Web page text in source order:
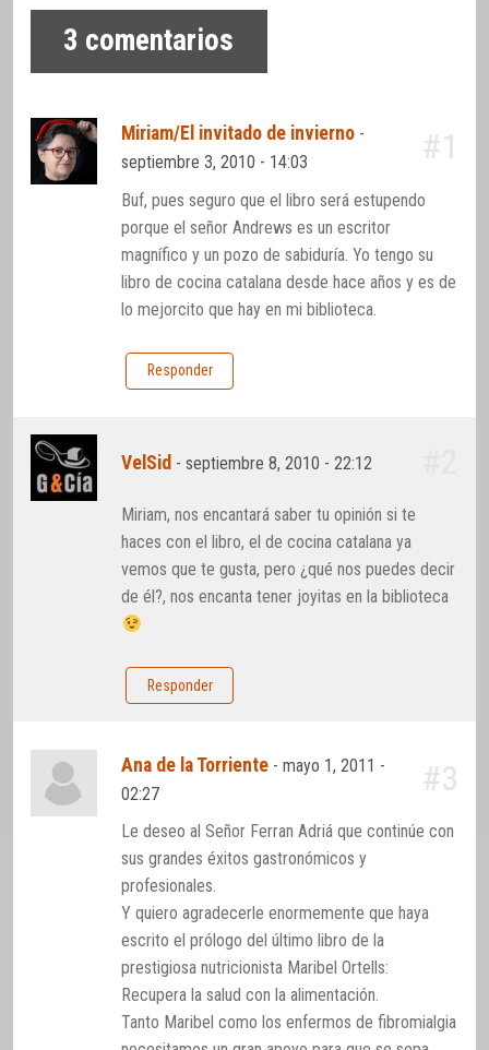
3 comentarios
Miriam/El invitado de invierno -
septiembre 3, 2010 - 14:03
#1
Buf, pues seguro que el libro será estupendo
porque el señor Andrews es un escritor
magnífico y un pozo de sabiduría. Yo tengo su
libro de cocina catalana desde hace años y es de
lo mejorcito que hay en mi biblioteca.
Responder
VelSid -septiembre 8, 2010 - 22:12
Miriam, nos encantará saber tu opinión si te
haces con el libro, el de cocina catalana ya
vemos que te gusta, pero ¿qué nos puedes decir
de él?, nos encanta tener joyitas en la biblioteca
Responder
Ana de la Torriente -mayo 1, 2011 -
02:27
#3
Le deseo al Señor Ferran Adriá que continúe con
sus grandes éxitos gastronómicos y
profesionales.
Y quiero agradecerle enormemente que haya
escrito el prólogo del último libro de la
prestigiosa nutricionista Maribel Ortells:
Recupera la salud con la alimentación.
Tanto Maribel como los enfermos de fibromialgia